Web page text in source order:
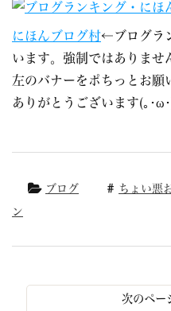
にほんブログ村←ブログラ
います。強制ではありませ
左のバナーをポちっとお願
ありがとうございます(｡･ω･
ブログ ちょい悪
ン